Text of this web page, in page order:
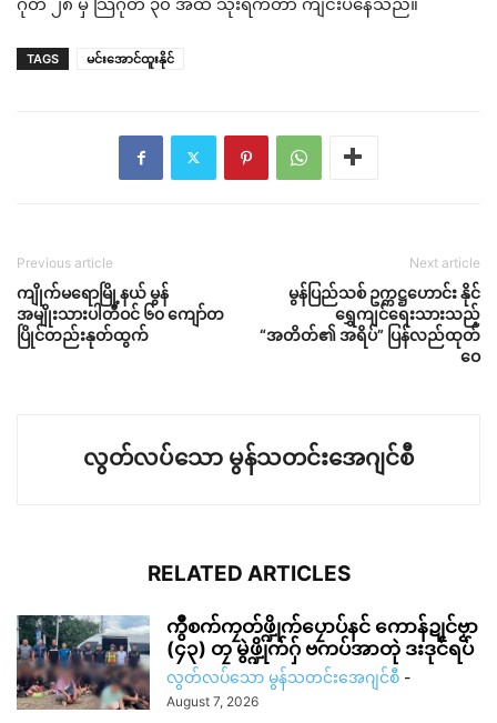
TAGS မင်းအောင်ထူးနိုင်
Previous article
ကျိုက်မရောမြို့နယ် မွန်
အမျိုးသားပါတီဝင် ၆၀ ကျော်တ
ပြိုင်တည်းနုတ်ထွက်
Next article
မွန်ပြည်သစ် ဥက္ကဋ္ဌဟောင်း နိုင်
ရွှေကျင်ရေးသားသည့်
“အတိတ်၏ အရိပ်” ပြန်လည်ထုတ်
ဝေ
လွတ်လပ်သော မွန်သတင်းအေဂျင်စီ
RELATED ARTICLES
ကွဳစက်ကၠတ်ဖ္ဍိုက်ပၠောပ်နင် ကောန်ဍုင်ဗၟာ
(၄၃) တၠ မွဲဖ္ဍိုက်ဂှ် ဗကပ်အာတုဲ ဒးဒုင်ရပ်
လွတ်လပ်သော မွန်သတင်းအေဂျင်စီ -
August 7, 2026